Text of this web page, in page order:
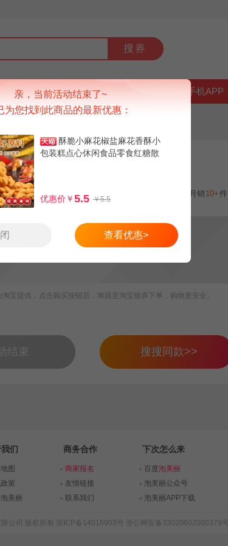
搜券
牌 上新 排行榜 手机APP
】50袋小麻花
月销 10+件
宝提供，点击购买按钮后，将跳至淘宝领券下单，购物更安全。
结束 搜搜同款>>
亲，当前活动结束了~
为您找到此商品的最新优惠：
酥脆小麻花椒盐麻花香酥小
包装糕点心休闲食品零食红糖散
优惠价￥5.5 ￥5.5
查看优惠>
们
图
策
美丽
商务合作
商家报名
友情链接
联系我们
下次怎么来
百度泡美丽
泡美丽公众号
泡美丽APP下载
公司 版权所有 浙ICP备14016903号 浙公网安备33020602000379号